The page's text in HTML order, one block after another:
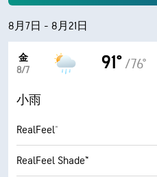
8月7日 - 8月21日
金
8/7
91° /76°
小雨
RealFeel®
RealFeel Shade™